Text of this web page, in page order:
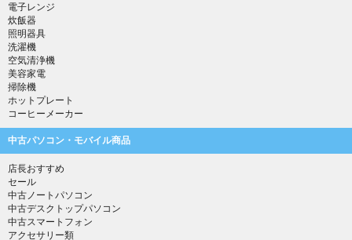
電子レンジ
炊飯器
照明器具
洗濯機
空気清浄機
美容家電
掃除機
ホットプレート
コーヒーメーカー
中古パソコン・モバイル商品
店長おすすめ
セール
中古ノートパソコン
中古デスクトップパソコン
中古スマートフォン
アクセサリー類